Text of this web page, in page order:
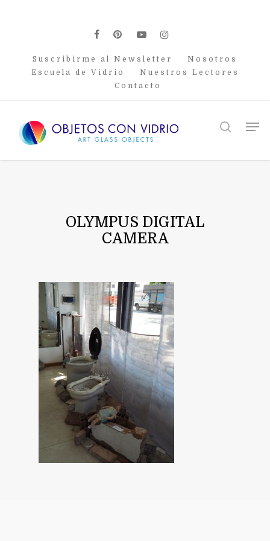
facebook
pinterest
youtubeinstagram
Suscribirme al Newsletter
Nosotros
Escuela de Vidrio
Nuestros Lectores
Contacto
search
OLYMPUS DIGITAL
CAMERA